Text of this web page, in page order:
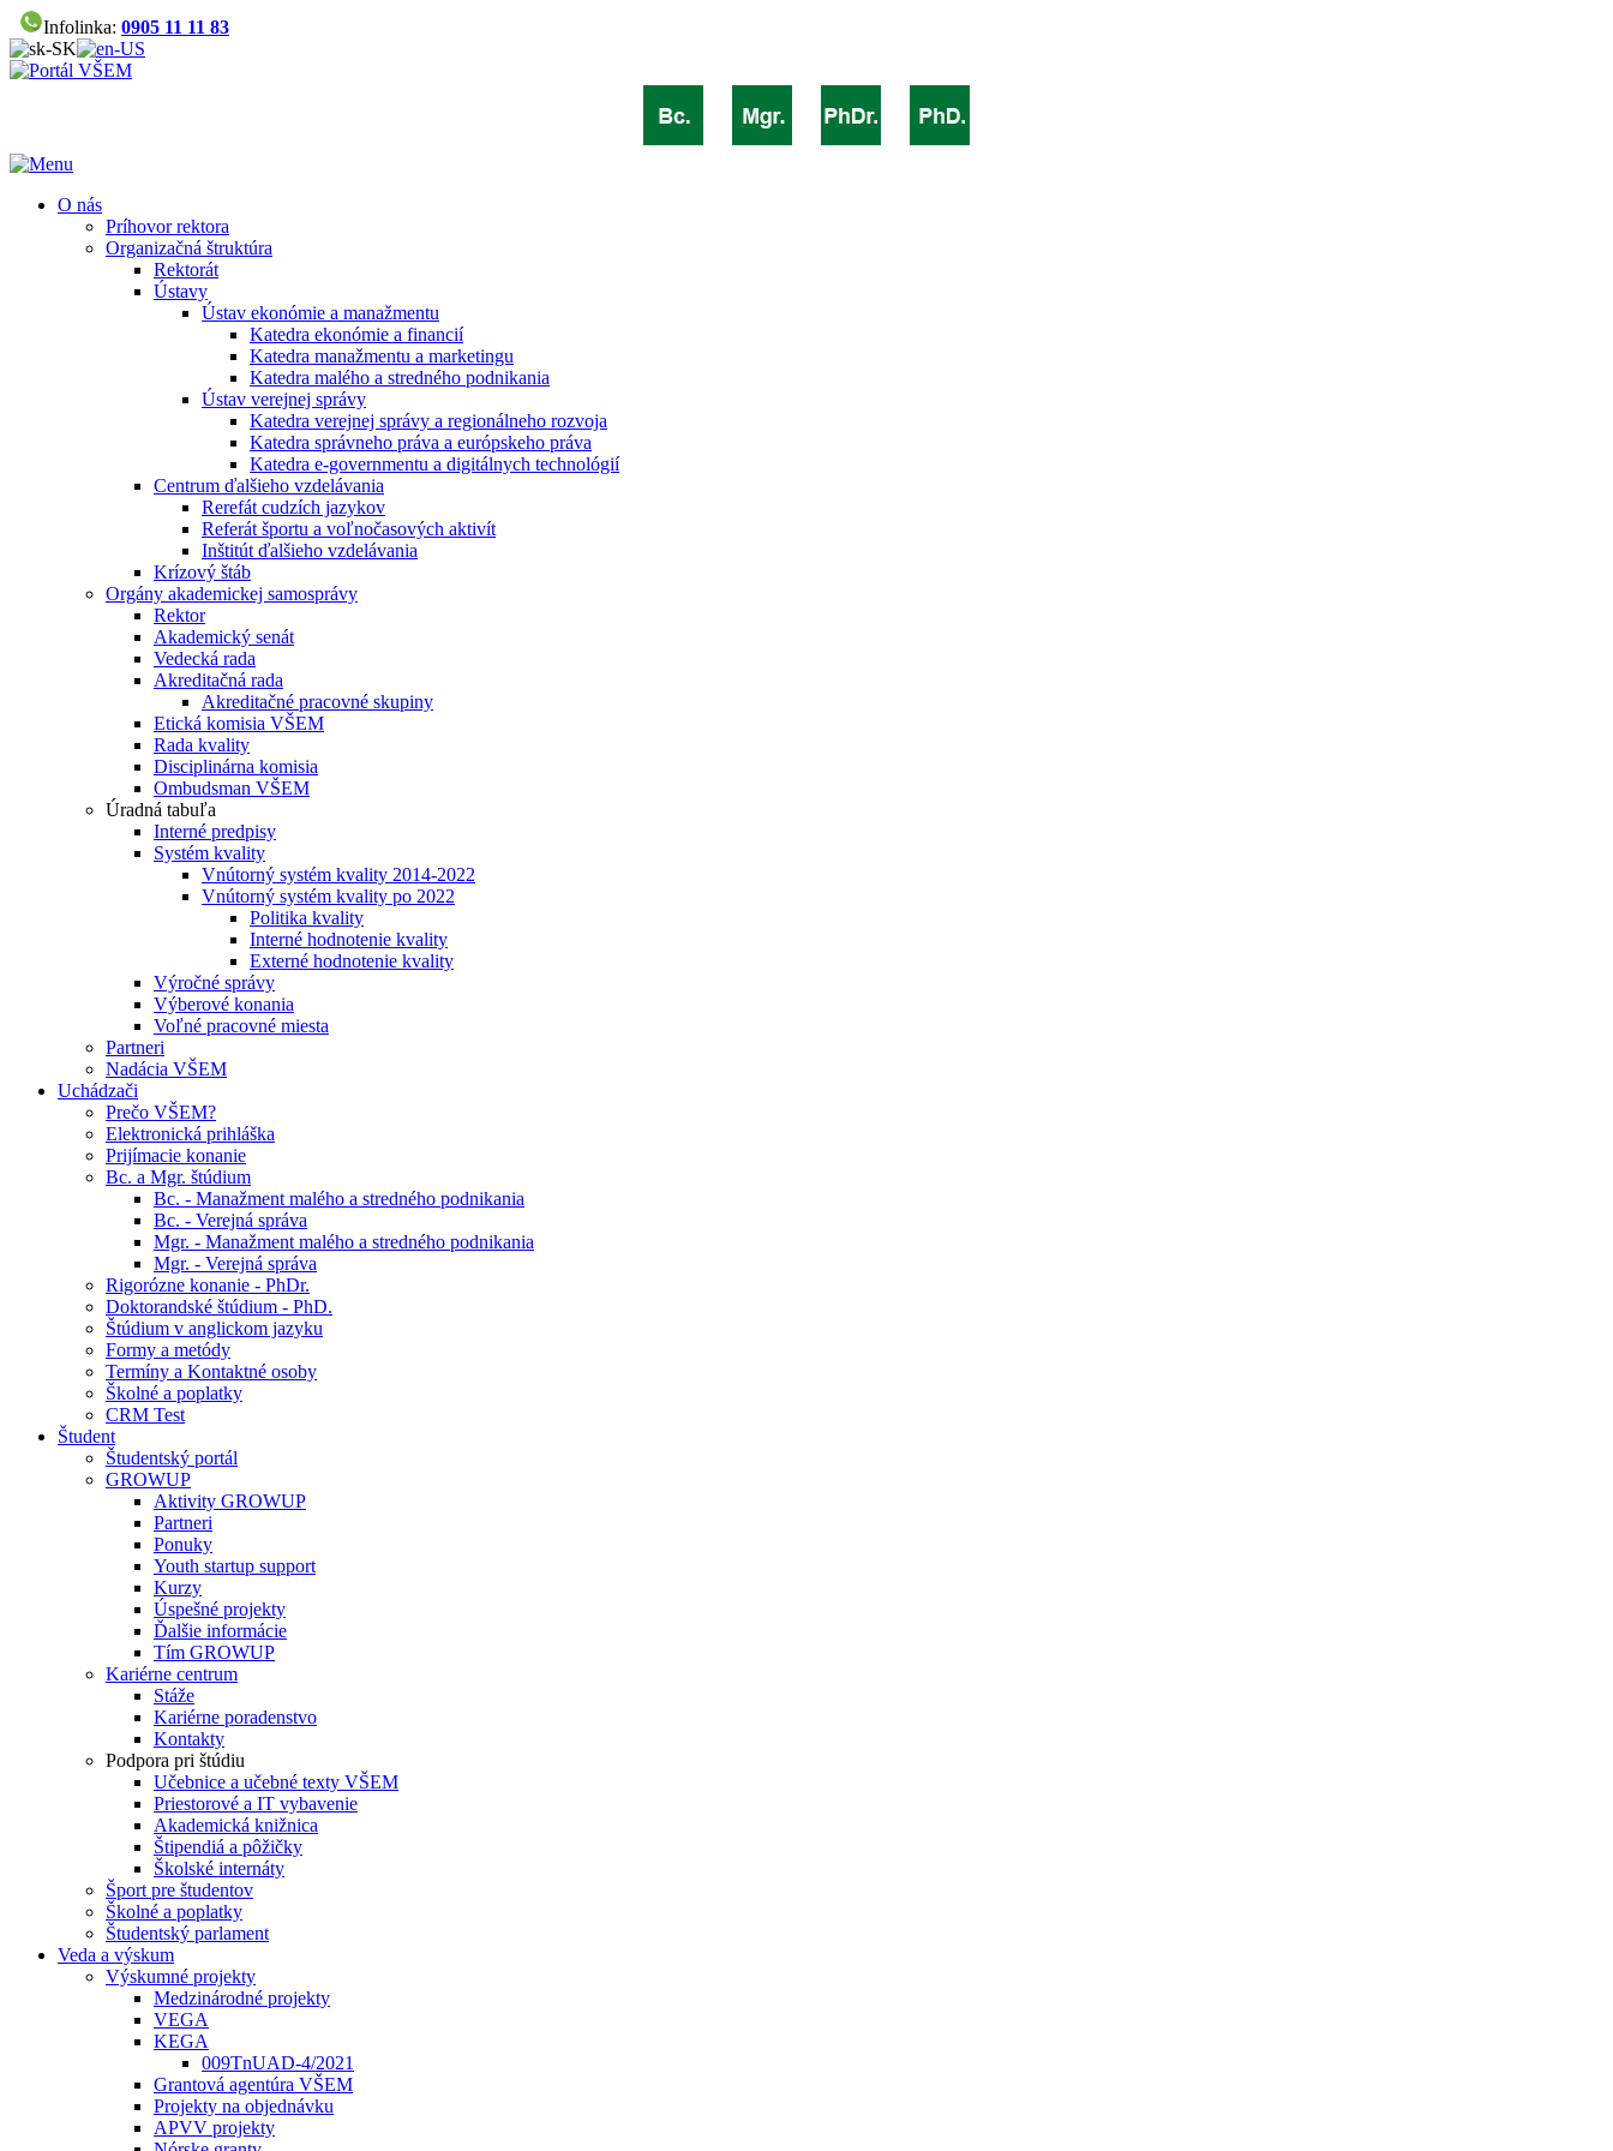
Infolinka: 0905 11 11 83
O nás
Príhovor rektora
Organizačná štruktúra
Rektorát
Ústavy
Ústav ekonómie a manažmentu
Katedra ekonómie a financií
Katedra manažmentu a marketingu
Katedra malého a stredného podnikania
Ústav verejnej správy
Katedra verejnej správy a regionálneho rozvoja
Katedra správneho práva a európskeho práva
Katedra e-governmentu a digitálnych technológií
Centrum ďalšieho vzdelávania
Rerefát cudzích jazykov
Referát športu a voľnočasových aktivít
Inštitút ďalšieho vzdelávania
Krízový štáb
Orgány akademickej samosprávy
Rektor
Akademický senát
Vedecká rada
Akreditačná rada
Akreditačné pracovné skupiny
Etická komisia VŠEM
Rada kvality
Disciplinárna komisia
Ombudsman VŠEM
Úradná tabuľa
Interné predpisy
Systém kvality
Vnútorný systém kvality 2014-2022
Vnútorný systém kvality po 2022
Politika kvality
Interné hodnotenie kvality
Externé hodnotenie kvality
Výročné správy
Výberové konania
Voľné pracovné miesta
Partneri
Nadácia VŠEM
Uchádzači
Prečo VŠEM?
Elektronická prihláška
Prijímacie konanie
Bc. a Mgr. štúdium
Bc. - Manažment malého a stredného podnikania
Bc. - Verejná správa
Mgr. - Manažment malého a stredného podnikania
Mgr. - Verejná správa
Rigorózne konanie - PhDr.
Doktorandské štúdium - PhD.
Štúdium v anglickom jazyku
Formy a metódy
Termíny a Kontaktné osoby
Školné a poplatky
CRM Test
Študent
Študentský portál
GROWUP
Aktivity GROWUP
Partneri
Ponuky
Youth startup support
Kurzy
Úspešné projekty
Ďalšie informácie
Tím GROWUP
Kariérne centrum
Stáže
Kariérne poradenstvo
Kontakty
Podpora pri štúdiu
Učebnice a učebné texty VŠEM
Priestorové a IT vybavenie
Akademická knižnica
Štipendiá a pôžičky
Školské internáty
Šport pre študentov
Školné a poplatky
Študentský parlament
Veda a výskum
Výskumné projekty
Medzinárodné projekty
VEGA
KEGA
009TnUAD-4/2021
Grantová agentúra VŠEM
Projekty na objednávku
APVV projekty